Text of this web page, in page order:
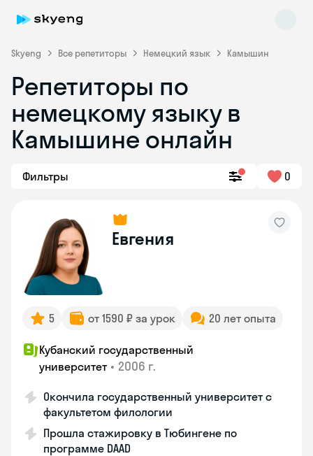
Skyeng Все репетиторы Немецкий язык Камышин
Репетиторы по
немецкому языку в
Камышине онлайн
Фильтры 0
Евгения
5 от 1590 ₽ за урок 20 лет опыта
Кубанский государственный
университет • 2006 г.
Окончила государственный университет с
факультетом филологии
Прошла стажировку в Тюбингене по
программе DAAD
Skyeng Chat